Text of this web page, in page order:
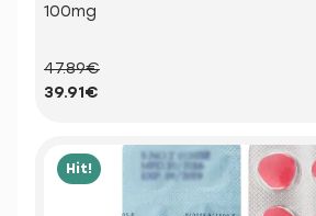
100mg
47.89€
39.91€
Hit!